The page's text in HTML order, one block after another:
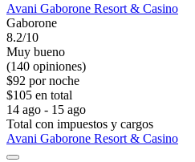
Avani Gaborone Resort & Casino
Gaborone
8.2/10
Muy bueno
(140 opiniones)
$92 por noche
$105 en total
14 ago - 15 ago
Total con impuestos y cargos
Avani Gaborone Resort & Casino